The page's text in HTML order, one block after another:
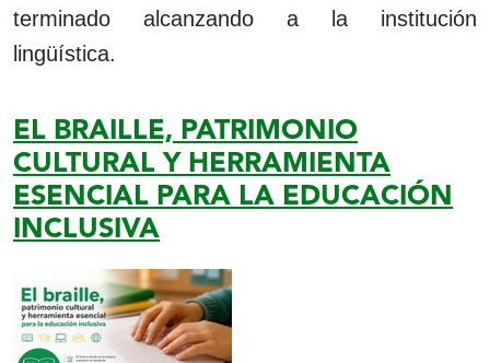
terminado alcanzando a la institución
lingüística.
EL BRAILLE, PATRIMONIO
CULTURAL Y HERRAMIENTA
ESENCIAL PARA LA EDUCACIÓN
INCLUSIVA